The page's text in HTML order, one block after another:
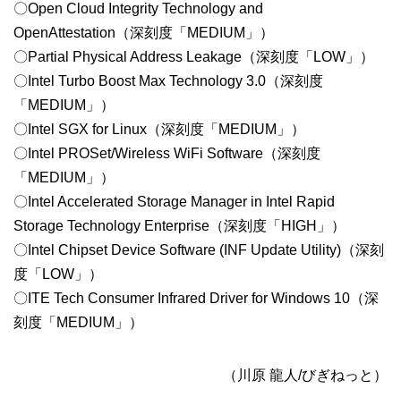
〇Open Cloud Integrity Technology and
OpenAttestation（深刻度「MEDIUM」）
〇Partial Physical Address Leakage（深刻度「LOW」）
〇Intel Turbo Boost Max Technology 3.0（深刻度
「MEDIUM」）
〇Intel SGX for Linux（深刻度「MEDIUM」）
〇Intel PROSet/Wireless WiFi Software（深刻度
「MEDIUM」）
〇Intel Accelerated Storage Manager in Intel Rapid
Storage Technology Enterprise（深刻度「HIGH」）
〇Intel Chipset Device Software (INF Update Utility)（深刻
度「LOW」）
〇ITE Tech Consumer Infrared Driver for Windows 10（深
刻度「MEDIUM」）
（川原 龍人/びぎねっと）